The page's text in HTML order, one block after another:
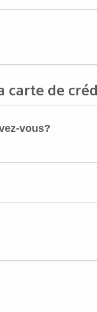
carte de
vous?